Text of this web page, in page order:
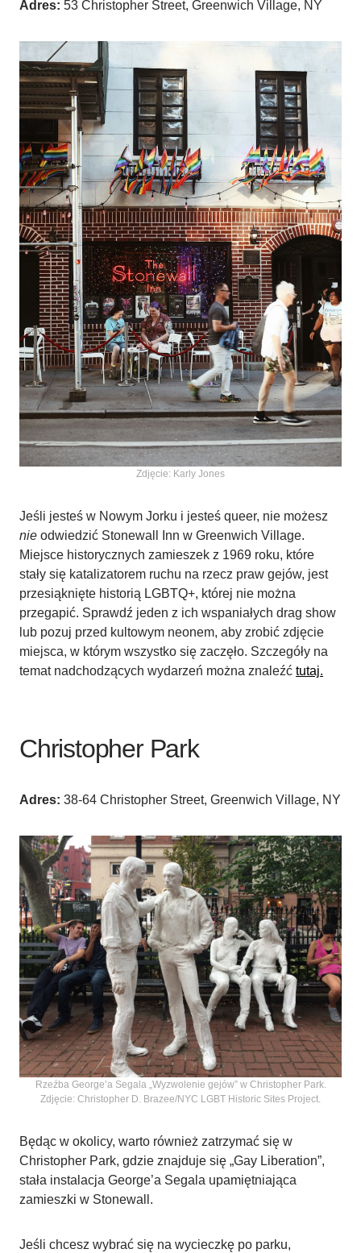
Adres: 53 Christopher Street, Greenwich Village, NY
Zdjęcie: Karly Jones
Jeśli jesteś w Nowym Jorku i jesteś queer, nie możesz
nie odwiedzić Stonewall Inn w Greenwich Village.
Miejsce historycznych zamieszek z 1969 roku, które
stały się katalizatorem ruchu na rzecz praw gejów, jest
przesiąknięte historią LGBTQ+, której nie można
przegapić. Sprawdź jeden z ich wspaniałych drag show
lub pozuj przed kultowym neonem, aby zrobić zdjęcie
miejsca, w którym wszystko się zaczęło. Szczegóły na
temat nadchodzących wydarzeń można znaleźć tutaj.
Christopher Park
Adres: 38-64 Christopher Street, Greenwich Village, NY
Rzeźba George’a Segala „Wyzwolenie gejów” w Christopher Park.
Zdjęcie: Christopher D. Brazee/NYC LGBT Historic Sites Project.
Będąc w okolicy, warto również zatrzymać się w
Christopher Park, gdzie znajduje się „Gay Liberation”,
stała instalacja George’a Segala upamiętniająca
zamieszki w Stonewall.
Jeśli chcesz wybrać się na wycieczkę po parku,